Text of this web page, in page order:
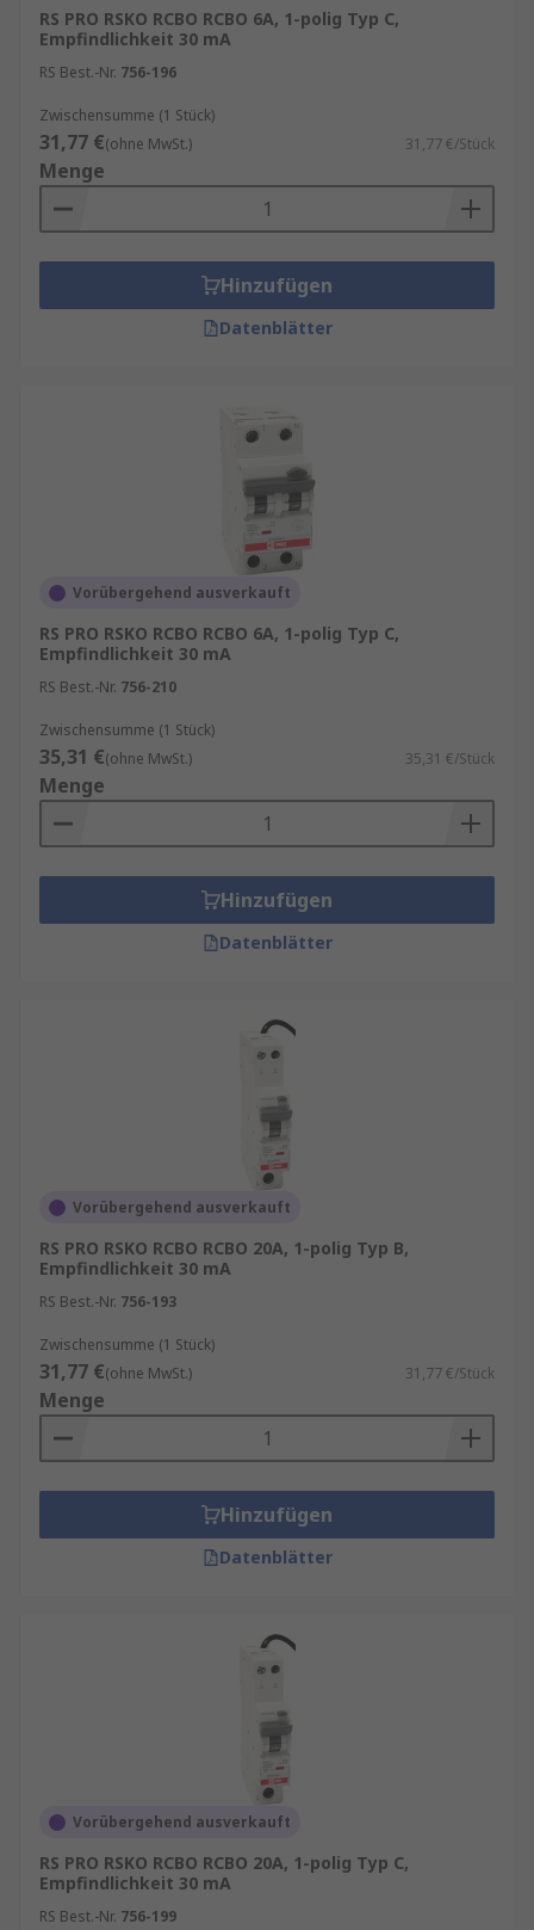
RS PRO RSKO RCBO RCBO 6A, 1-polig Typ C,
Empfindlichkeit 30 mA
RS Best.-Nr. 756-196
Zwischensumme (1 Stück)
31,77 €(ohne MwSt.) 31,77 €/Stück
Menge
Hinzufügen
Datenblätter
Vorübergehend ausverkauft
RS PRO RSKO RCBO RCBO 6A, 1-polig Typ C,
Empfindlichkeit 30 mA
RS Best.-Nr. 756-210
Zwischensumme (1 Stück)
35,31 €(ohne MwSt.) 35,31 €/Stück
Menge
Hinzufügen
Datenblätter
Vorübergehend ausverkauft
RS PRO RSKO RCBO RCBO 20A, 1-polig Typ B,
Empfindlichkeit 30 mA
RS Best.-Nr. 756-193
Zwischensumme (1 Stück)
31,77 €(ohne MwSt.) 31,77 €/Stück
Menge
Hinzufügen
Datenblätter
Vorübergehend ausverkauft
RS PRO RSKO RCBO RCBO 20A, 1-polig Typ C,
Empfindlichkeit 30 mA
RS Best.-Nr. 756-199